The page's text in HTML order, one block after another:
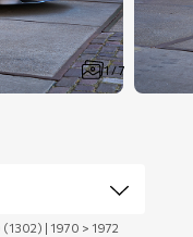
1 / 7
| 1970 > 1972